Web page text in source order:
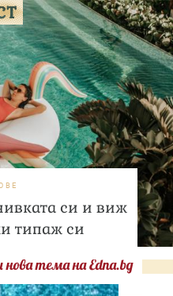
си и виж
типаж си
тема на Edna.bg